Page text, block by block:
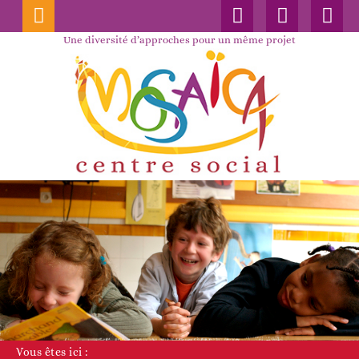
Une diversité d’approches pour un même projet
Vous êtes ici :